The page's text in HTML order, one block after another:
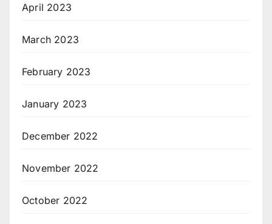
April 2023
March 2023
February 2023
January 2023
December 2022
November 2022
October 2022